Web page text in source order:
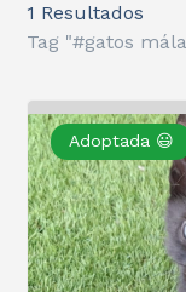
1 Resultados
Tag "#gatos
Adoptada 😃